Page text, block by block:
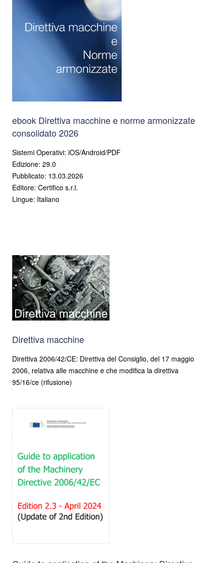
ebook Direttiva macchine e norme armonizzate
consolidato 2026
Sistemi Operativi: iOS/Android/PDF
Edizione: 29.0
Pubblicato: 13.03.2026
Editore: Certifico s.r.l.
Lingue: Italiano
Direttiva macchine
Direttiva 2006/42/CE: Direttiva del Consiglio, del 17 maggio
2006, relativa alle macchine e che modifica la direttiva
95/16/ce (rifusione)